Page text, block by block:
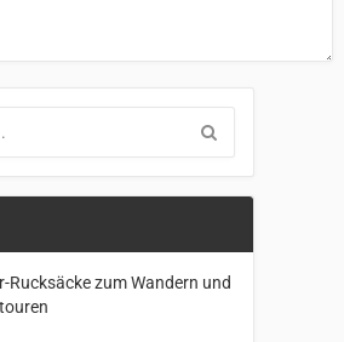
Rucksäcke zum Wandern und